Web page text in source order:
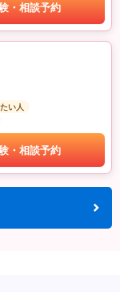
・相談予約
い人
・相談予約